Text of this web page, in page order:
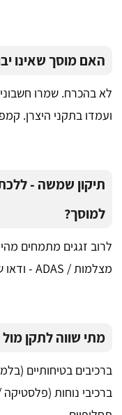
האם מוסך שאינו
לא בהכרח. שמרו
ועמדו בתקני היצרן.
תיקון שמשה -
למוסך?
לרוב זגגים מתמחים
מצלמות / ADAS - ודאו שהספק מצויד בציוד מתאים.
מתי שווה לתקן
ברכיבים בטיחותיים
ברכיבי נוחות